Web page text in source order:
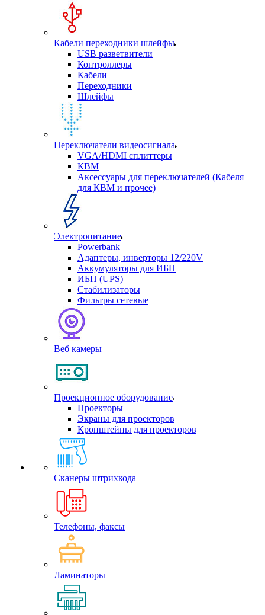
Кабели переходники шлейфы
USB разветвители
Контроллеры
Кабели
Переходники
Шлейфы
Переключатели видеосигнала
VGA/HDMI сплиттеры
КВМ
Аксессуары для переключателей (Кабеля
для КВМ и прочее)
Электропитание
Powerbank
Адаптеры, инверторы 12/220V
Аккумуляторы для ИБП
ИБП (UPS)
Стабилизаторы
Фильтры сетевые
Веб камеры
Проекционное оборудование
Проекторы
Экраны для проекторов
Кронштейны для проекторов
Сканеры штрихкода
Телефоны, факсы
Ламинаторы